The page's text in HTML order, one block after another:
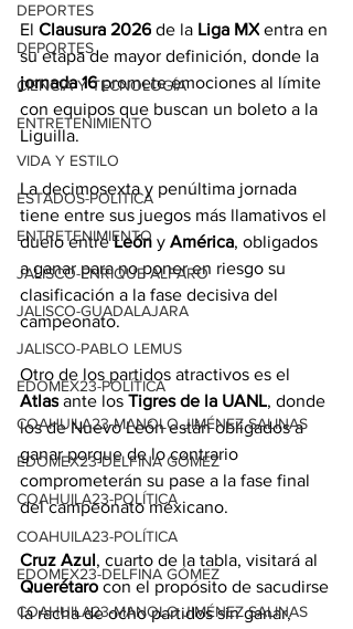
DEPORTES
DEPORTES
CIENCIA Y TECNOLOGÍA
ENTRETENIMIENTO
VIDA Y ESTILO
ESTADOS-POLÍTICA
ENTRETENIMIENTO
JALISCO-ENRIQUE ALFARO
JALISCO-GUADALAJARA
JALISCO-PABLO LEMUS
EDOMEX23-POLÍTICA
COAHUILA23-MANOLO JIMÉNEZ SALINAS
EDOMEX23-DELFINA GÓMEZ
COAHUILA23-POLÍTICA
COAHUILA23-POLÍTICA
EDOMEX23-DELFINA GÓMEZ
COAHUILA23-MANOLO JIMÉNEZ SALINAS
El Clausura 2026 de la Liga MX entra en
su etapa de mayor definición, donde la
jornada 16 promete emociones al límite
con equipos que buscan un boleto a la
Liguilla.
La decimosexta y penúltima jornada
tiene entre sus juegos más llamativos el
duelo entre León y América, obligados
a ganar para no poner en riesgo su
clasificación a la fase decisiva del
campeonato.
Otro de los partidos atractivos es el
Atlas ante los Tigres de la UANL, donde
los de Nuevo León están obligados a
ganar porque de lo contrario
comprometerán su pase a la fase final
del campeonato mexicano.
Cruz Azul, cuarto de la tabla, visitará al
Querétaro con el propósito de sacudirse
la racha de ocho partidos sin ganar,